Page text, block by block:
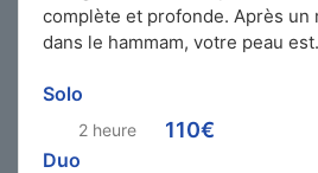
complète et profonde. Après un
dans le hammam, votre peau
Solo
2 heure 110€
Duo